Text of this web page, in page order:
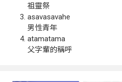
祖靈祭
asavasavahe
男性青年
atamatama
父字輩的稱呼